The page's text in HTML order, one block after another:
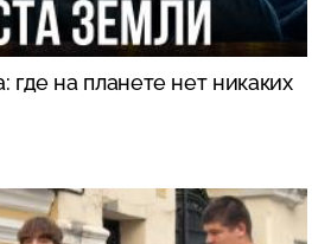
на планете нет никаких